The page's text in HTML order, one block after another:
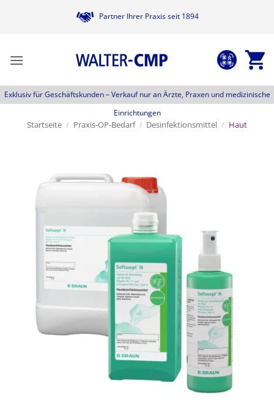
Partner Ihrer Praxis seit 1894
Exklusiv für Geschäftskunden –Verkauf nur an Ärzte, Praxen und medizinische
Einrichtungen
Startseite / Praxis-OP-Bedarf / Desinfektionsmittel / Haut